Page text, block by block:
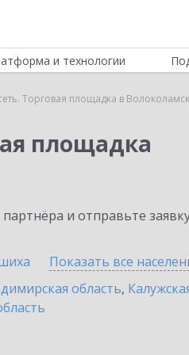
и технологии
Торговая площадка в
площадка
и отправьте
Показать все
область,